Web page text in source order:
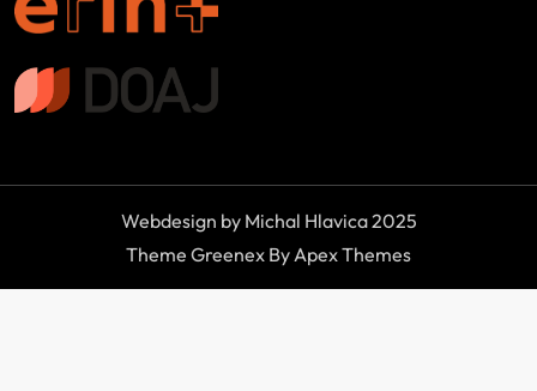
Webdesign by Michal Hlavica 2025
Theme Greenex By Apex Themes